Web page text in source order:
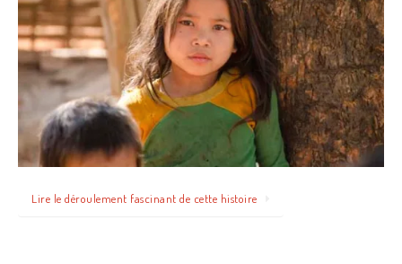
Lire le déroulement fascinant de cette histoire